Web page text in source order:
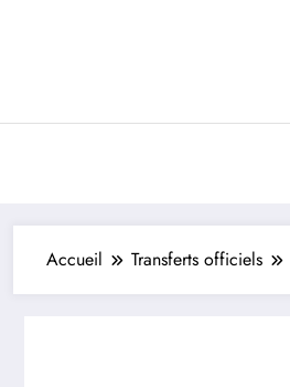
Accueil Transferts officiels